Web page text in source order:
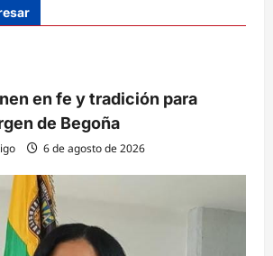
en fe y tradición para
de Begoña
6 de agosto de 2026